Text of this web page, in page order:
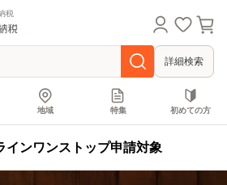
税
詳細検索
地域 特集 初めての方
インワンストップ申請対象